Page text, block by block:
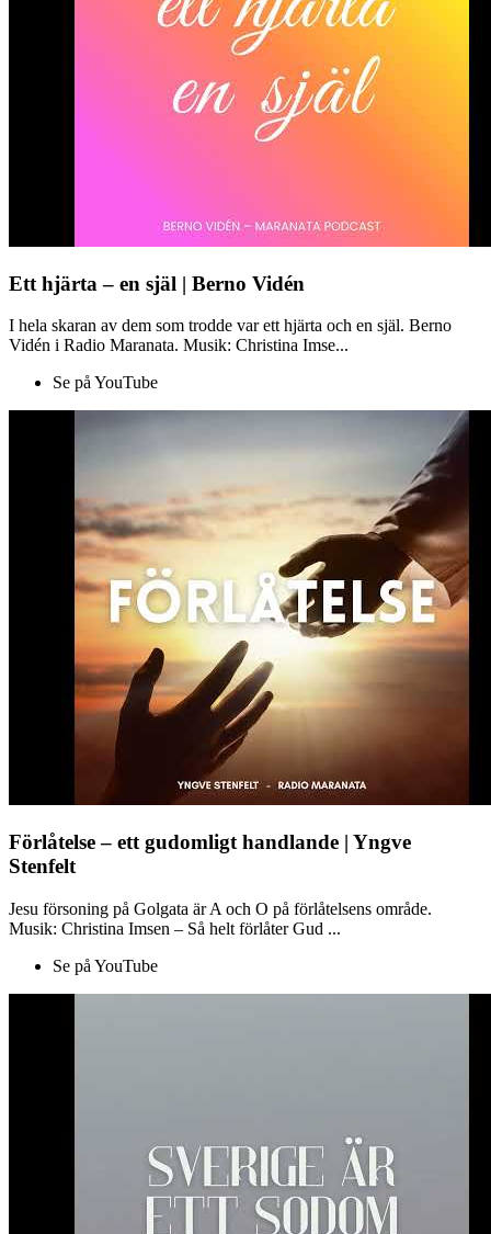
Ett hjärta – en själ | Berno Vidén
I hela skaran av dem som trodde var ett hjärta och en själ. Berno
Vidén i Radio Maranata. Musik: Christina Imse...
Se på YouTube
Förlåtelse – ett gudomligt handlande | Yngve
Stenfelt
Jesu försoning på Golgata är A och O på förlåtelsens område.
Musik: Christina Imsen – Så helt förlåter Gud ...
Se på YouTube